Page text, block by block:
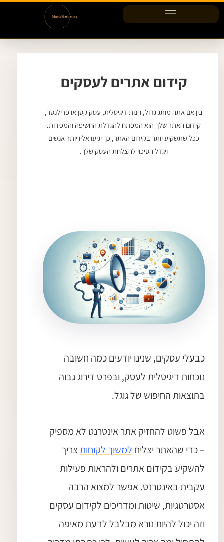
דילוג
לתוכן
קידום אתרים לעסקים
בין אם אתה מותג גדול, חנות דיגיטלית, עסק קטן או פרילנסר,
קידום האתר שלך הוא המפתח להגדלת החשיפה והמכירות.
ככל שתשקיע יותר בקידום האתר, כך יגיעו אליו יותר אנשים
ויגדל הסיכוי להצלחת העסק שלך.
כבעלי עסקים, שנינו יודעים כמה חשובה
נוכחות דיגיטלית לעסק, ובפרט דירוג גבוה
בתוצאות החיפוש של גוגל.
אבל פשוט להחזיק אתר אינטרנט לא מספיק
– כדי שהאתר יצליח למשוך לקוחותצריך
להשקיע בקידום אתרים ולהראות פעילות
עקבית באינטרנט. אפשר למצוא הרבה
אסטרטגיות, שיטות ומדריכים לקידום עסקים
וזה יכול להיות נורא מבלבל לדעת מאיפה